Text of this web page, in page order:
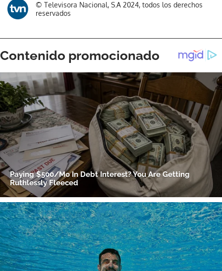
© Televisora Nacional, S.A 2024, todos los derechos
reservados